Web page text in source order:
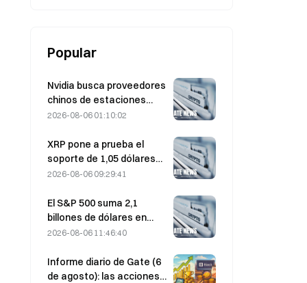
Popular
Nvidia busca proveedores
chinos de estaciones
base de IA para el
2026-08-06 01:10:02
XRP pone a prueba el
soporte de 1,05 dólares
mientras Ethereum se
con un volumen bajo
2026-08-06 09:29:41
El S&P 500 suma 2,1
billones de dólares en
agosto y sube un 3,12 %,
solo un 2 %.
2026-08-06 11:46:40
Informe diario de Gate (6
de agosto): las acciones